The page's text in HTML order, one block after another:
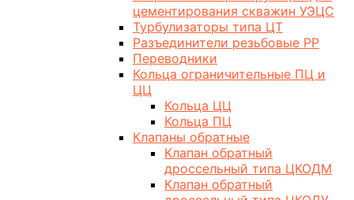
цементирования скважин УЭЦС
Турбулизаторы типа ЦТ
Разъединители резьбовые РР
Переводники
Кольца ограничительные ПЦ и
ЦЦ
Кольца ЦЦ
Кольца ПЦ
Клапаны обратные
Клапан обратный
дроссельный типа ЦКОДМ
Клапан обратный